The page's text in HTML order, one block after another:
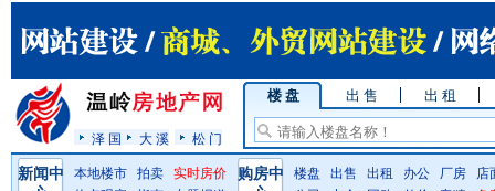
泽 国 大 溪 松 门
楼 盘 出 售 出 租
新闻中
本地楼市 拍卖
实时房价
购房中
楼盘 出售 出租 办公 厂房
店